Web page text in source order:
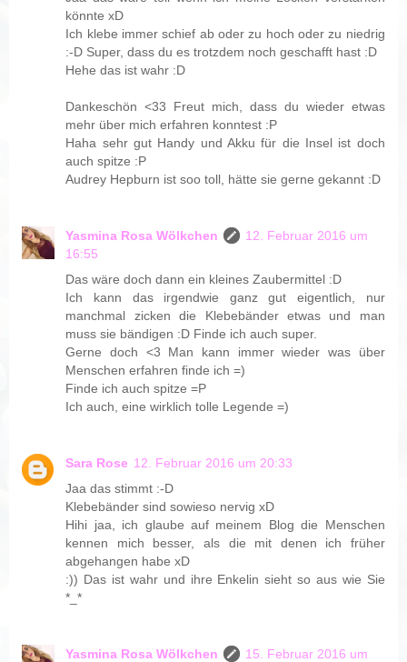
könnte xD
Ich klebe immer schief ab oder zu hoch oder zu niedrig
:-D Super, dass du es trotzdem noch geschafft hast :D
Hehe das ist wahr :D
Dankeschön <33 Freut mich, dass du wieder etwas
mehr über mich erfahren konntest :P
Haha sehr gut Handy und Akku für die Insel ist doch
auch spitze :P
Audrey Hepburn ist soo toll, hätte sie gerne gekannt :D
Yasmina Rosa Wölkchen
12. Februar 2016 um
16:55
Das wäre doch dann ein kleines Zaubermittel :D
Ich kann das irgendwie ganz gut eigentlich, nur
manchmal zicken die Klebebänder etwas und man
muss sie bändigen :D Finde ich auch super.
Gerne doch <3 Man kann immer wieder was über
Menschen erfahren finde ich =)
Finde ich auch spitze =P
Ich auch, eine wirklich tolle Legende =)
Sara Rose 12. Februar 2016 um 20:33
Jaa das stimmt :-D
Klebebänder sind sowieso nervig xD
Hihi jaa, ich glaube auf meinem Blog die Menschen
kennen mich besser, als die mit denen ich früher
abgehangen habe xD
:)) Das ist wahr und ihre Enkelin sieht so aus wie Sie
*_*
Yasmina Rosa Wölkchen
15. Februar 2016 um